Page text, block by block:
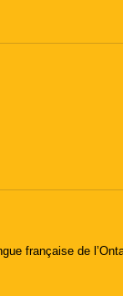
française de